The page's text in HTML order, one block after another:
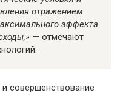
отражением.
эффекта
— отмечают
совершенствование